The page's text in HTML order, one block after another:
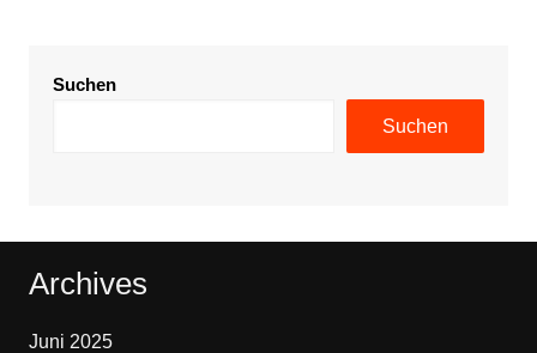
Suchen
Suchen
Archives
Juni 2025